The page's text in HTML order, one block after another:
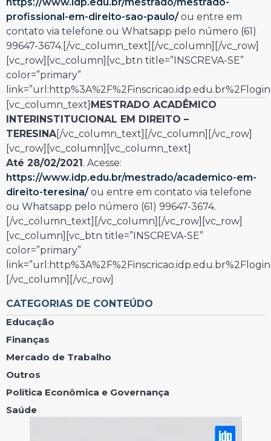
profissional-em-direito-sao-paulo/ou entre em
contato via telefone ou Whatsapp pelo número (61)
99647-3674.[/vc_column_text][/vc_column][/vc_row]
[vc_row][vc_column][vc_btn title=”INSCREVA-SE”
color=”primary”
[vc_column_text] MESTRADO ACADÊMICO
INTERINSTITUCIONAL EM DIREITO –
TERESINA[/vc_column_text][/vc_column][/vc_row]
[vc_row][vc_column][vc_column_text]
Até 28/02/2021. Acesse:
https://www.idp.edu.br/mestrado/academico-em-
direito-teresina/ou entre em contato via telefone
ou Whatsapp pelo número (61) 99647-3674.
[/vc_column_text][/vc_column][/vc_row][vc_row]
[vc_column][vc_btn title=”INSCREVA-SE”
color=”primary”
[/vc_column][/vc_row]
CATEGORIAS DE CONTEÚDO
Educação
Finanças
Mercado de Trabalho
Outros
Política Econômica e Governança
Saúde